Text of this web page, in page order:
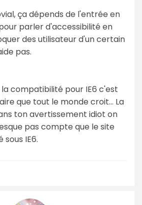
ça dépends de l'entrée en
parler d'accessibilité en
des utilisateur d'un certain
pas.
compatibilité pour IE6 c'est
que tout le monde croit... La
ton avertissement idiot on
pas compte que le site
IE6.